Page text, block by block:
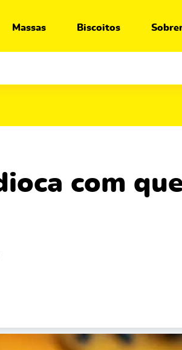
Massas Biscoitos